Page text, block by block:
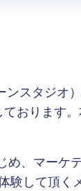
スタジオ
おります
、マーケ
験して頂く